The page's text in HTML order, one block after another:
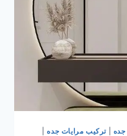
جده |تركيب مرايات جده|